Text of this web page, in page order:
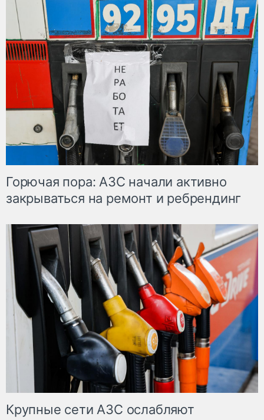
Горючая пора: АЗС начали активно
закрываться на ремонт и ребрендинг
Крупные сети АЗС ослабляют